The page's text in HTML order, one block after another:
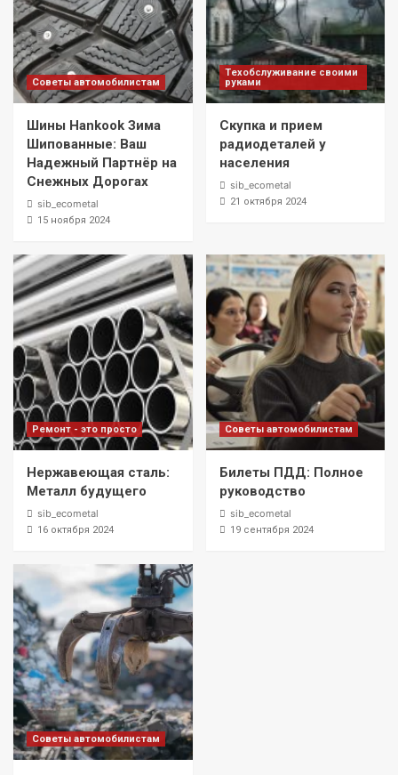
Советы автомобилистам
Шины Hankook Зима
Шипованные: Ваш
Надежный Партнёр на
Снежных Дорогах
sib_ecometal
15 ноября 2024
Техобслуживание своими
руками
Скупка и прием
радиодеталей у
населения
sib_ecometal
21 октября 2024
Ремонт - это просто
Нержавеющая сталь:
Металл будущего
sib_ecometal
16 октября 2024
Советы автомобилистам
Билеты ПДД: Полное
руководство
sib_ecometal
19 сентября 2024
Советы автомобилистам